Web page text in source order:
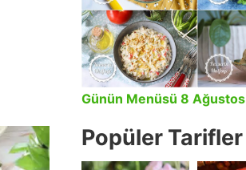
Günün Menüsü 8 Ağustos
Popüler Tarifler